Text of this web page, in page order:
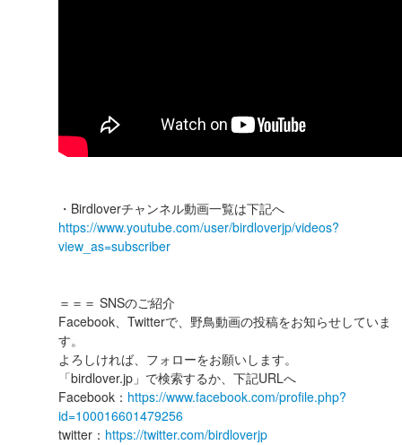
・Birdloverチャンネル動画一覧は下記へ
https://www.youtube.com/user/birdloverjp/videos?
view_as=subscriber
＝＝＝ SNSのご紹介
Facebook、Twitterで、野鳥動画の投稿をお知らせしていま
す。
よろしければ、フォローをお願いします。
「birdlover.jp」で検索するか、下記URLへ
Facebook： https://www.facebook.com/profile.php?
id=100016601479256
twitter： https://twitter.com/birdloverjp